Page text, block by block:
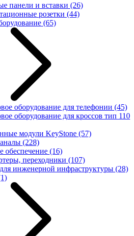
панели и вставки (26)
розетки (44)
(65)
оборудование для телефонии (45)
оборудование для кроссов тип 110
модули KeyStone (57)
(228)
обеспечение (16)
переходники (107)
инженерной инфраструктуры (28)